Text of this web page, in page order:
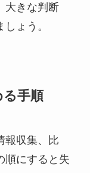
大きな判断
ょう。
る手順
報収集、比
順にすると失